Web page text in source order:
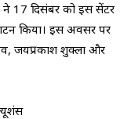
ने 17 दिसंबर को इस सेंटर
किया। इस अवसर पर
जयप्रकाश शुक्ला और